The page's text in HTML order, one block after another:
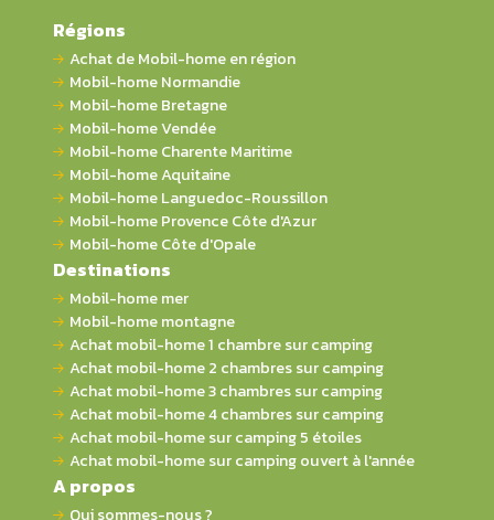
Régions
Achat de Mobil-home en région
Mobil-home Normandie
Mobil-home Bretagne
Mobil-home Vendée
Mobil-home Charente Maritime
Mobil-home Aquitaine
Mobil-home Languedoc-Roussillon
Mobil-home Provence Côte d'Azur
Mobil-home Côte d'Opale
Destinations
Mobil-home mer
Mobil-home montagne
Achat mobil-home 1 chambre sur camping
Achat mobil-home 2 chambres sur camping
Achat mobil-home 3 chambres sur camping
Achat mobil-home 4 chambres sur camping
Achat mobil-home sur camping 5 étoiles
Achat mobil-home sur camping ouvert à l'année
A propos
Qui sommes-nous ?